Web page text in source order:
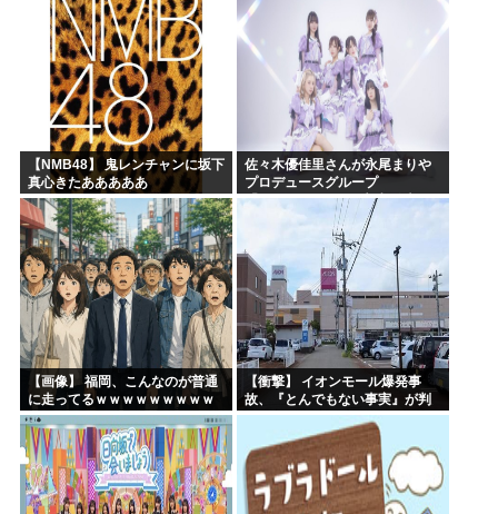
【NMB48】 鬼レンチャンに坂下
真心きたあああああ
佐々木優佳里さんが永尾まりや
プロデュースグループ
「WASURENA」に加入発表！
現在のグループと兼任へ【元
AKB48ゆかるん・まりやぎ】
【画像】 福岡、こんなのが普通
に走ってるｗｗｗｗｗｗｗｗｗ
ｗｗｗｗｗｗｗ
【衝撃】 イオンモール爆発事
故、『とんでもない事実』が判
明してしまう・・・・・・